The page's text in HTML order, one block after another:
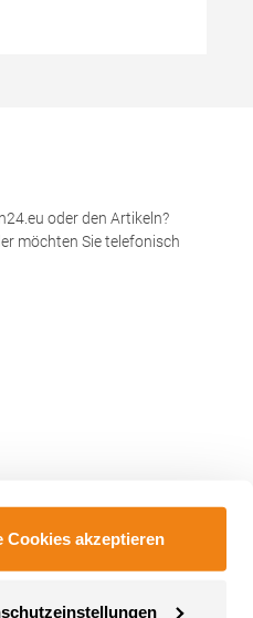
Cookies akzeptieren
oder den Artikeln?
möchten Sie telefonisch